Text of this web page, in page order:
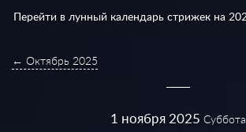
Перейти в лунный календарь стрижек на
← Октябрь 2025
1 ноября 2025 Суббота